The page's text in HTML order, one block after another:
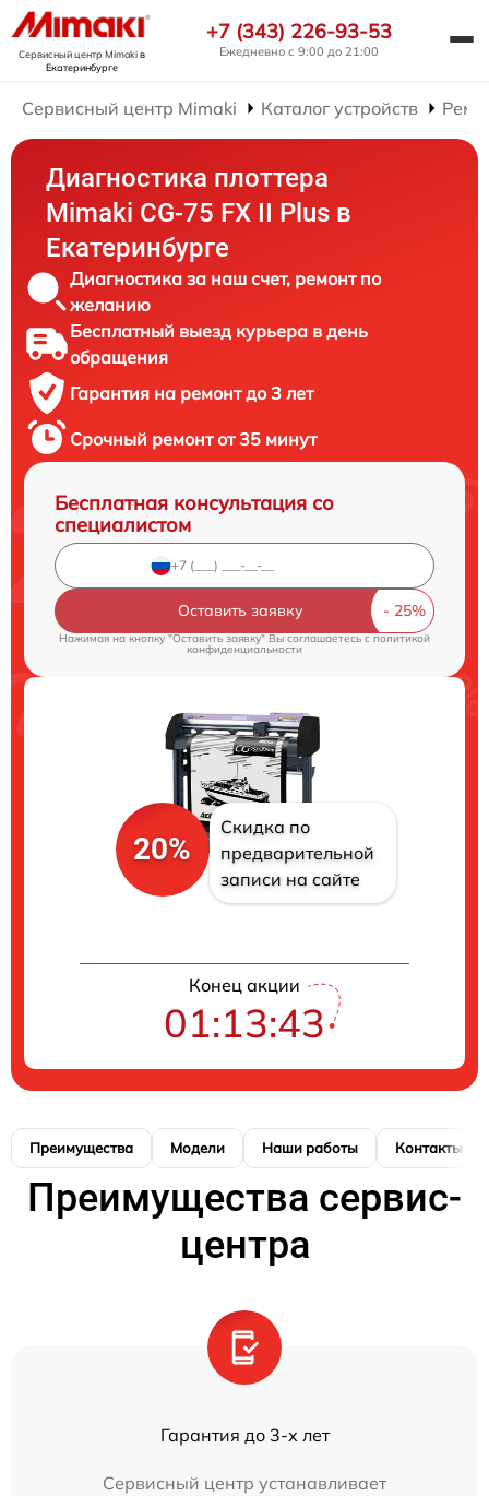
Сервисный центр Mimakiв
Екатеринбурге
+7 (343) 226-93-53
Ежедневно с 9:00 до 21:00
Сервисный центр Mimaki Каталог устройств
Диагностика плоттера
Mimaki CG-75 FX II Plus в
Екатеринбурге
Диагностика за наш счет, ремонт по
желанию
Бесплатный выезд курьера в день
обращения
Гарантия на ремонт до 3 лет
Срочный ремонт от 35 минут
Бесплатная консультация со
специалистом
Оставить заявку
Нажимая на кнопку "Оставить заявку" Вы соглашаетесь cполитикой
конфиденциальности
20%
Скидка по
предварительной
записи на сайте
Конец акции
01:13:42
Преимущества Модели Наши работы Контакты
Преимущества сервис-
центра
Гарантия до 3-х лет
Сервисный центр устанавливает